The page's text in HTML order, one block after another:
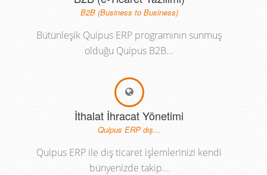
B2B (Business to Business)
Bütünleşik Quipus ERP programının sunmuş
olduğu Quipus B2B...
İthalat İhracat Yönetimi
Quipus ERP dış...
Quipus ERP ile dış ticaret işlemlerinizi kendi
bünyenizde takip...